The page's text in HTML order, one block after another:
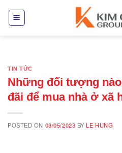
TIN TỨC
Những đối tượng
đãi để mua nhà ở xã
POSTED ON 03/05/2023 BYLE HUNG